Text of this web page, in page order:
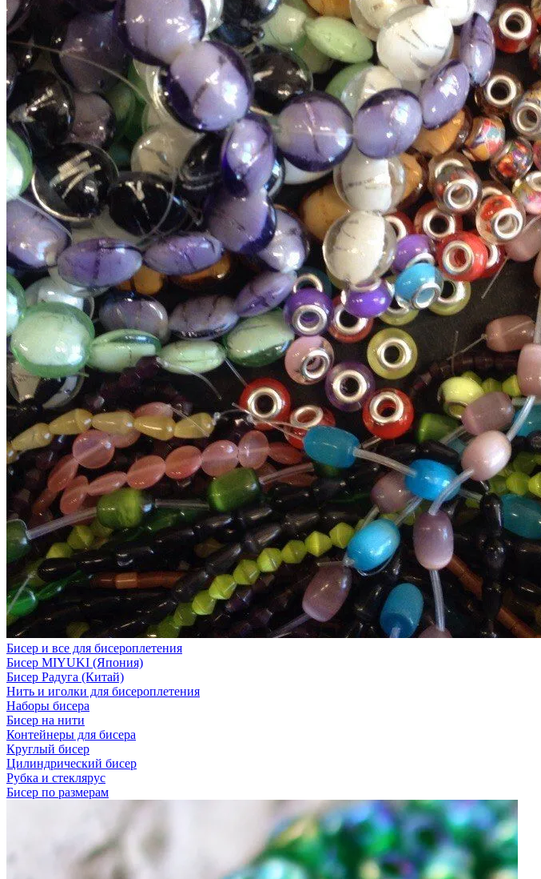
Бисер и все для бисероплетения
Бисер MIYUKI (Япония)
Бисер Радуга (Китай)
Нить и иголки для бисероплетения
Наборы бисера
Бисер на нити
Контейнеры для бисера
Круглый бисер
Цилиндрический бисер
Рубка и стеклярус
Бисер по размерам